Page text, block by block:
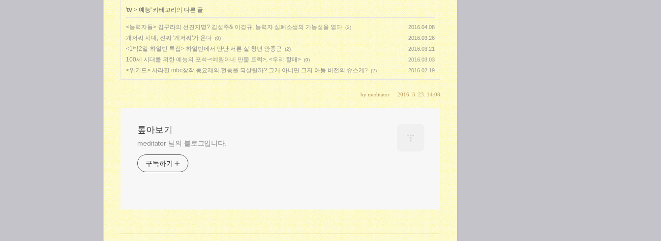
'tv>예능' 카테고리의 다른 글
<능력자들> 김구라의 선견지명? 김성주& 이경규, 능력자 심폐소생의 가능성을 열다 (2) 2016.04.08
개저씨 시대, 진짜 '개저씨'가 온다 (0) 2016.03.26
<1박2일-하얼빈 특집> 하얼빈에서 만난 서른 살 청년 안중근 (2) 2016.03.21
100세 시대를 위한 예능의 포석-<예림이네 만물 트럭>, <우리 할매> (0) 2016.03.03
<위키드> 사라진 mbc창작 동요제의 전통을 되살릴까? 그게 아니면 그저 아동 버전의 슈스케? (2) 2016.02.19
bymeditator 2016. 3. 23. 14:08
톺아보기
meditator 님의 블로그입니다.
구독하기